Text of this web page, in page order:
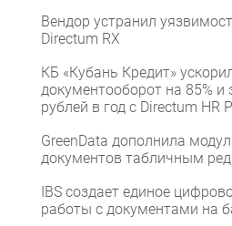
Вендор устранил
Directum RX
КБ «Кубань Кредит»
документооборот на 85%
рублей в год с Directum HR
GreenData дополнила
документов табличным
IBS создает единое
работы с документами на